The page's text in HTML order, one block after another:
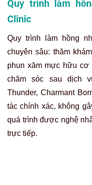
trực tiếp.
Quy trình làm hồng nhủ
Ưu điểm vượt
đau
Thẩm mỹ Rio chỉ sử